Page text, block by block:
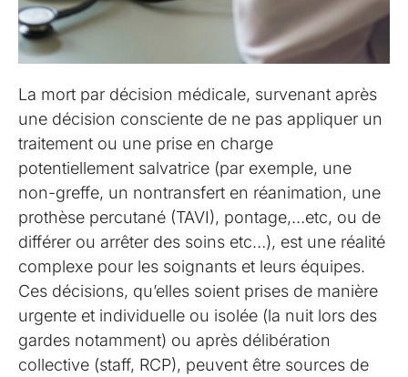
La mort par décision médicale, survenant après
une décision consciente de ne pas appliquer un
traitement ou une prise en charge
potentiellement salvatrice (par exemple, une
non-greffe, un nontransfert en réanimation, une
prothèse percutané (TAVI), pontage,…etc, ou de
différer ou arrêter des soins etc…), est une réalité
complexe pour les soignants et leurs équipes.
Ces décisions, qu’elles soient prises de manière
urgente et individuelle ou isolée (la nuit lors des
gardes notamment) ou après délibération
collective (staff, RCP), peuvent être sources de